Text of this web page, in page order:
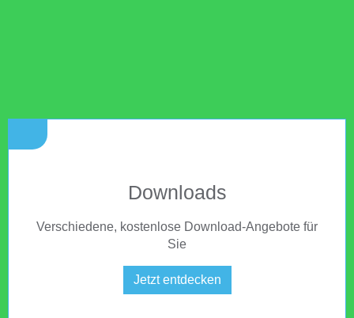
Downloads
Verschiedene, kostenlose Download-Angebote für
Sie
Jetzt entdecken